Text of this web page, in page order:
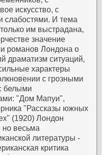
искусство, с
слабостями. И тема
им выстрадана,
значение
и романов Лондона о
драматизм ситуаций,
характеры
с грозными
белыми
"Дом Мапуи",
"Рассказы южных
(1920) Лондон
но весьма
литературы -
критика